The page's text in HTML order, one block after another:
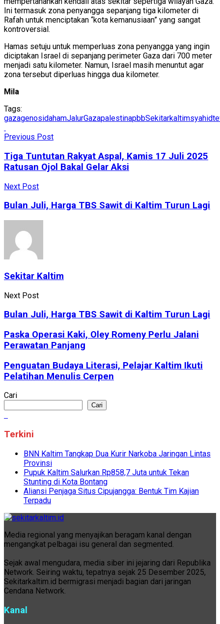
Ini termasuk zona penyangga sepanjang tiga kilometer di
Rafah untuk menciptakan “kota kemanusiaan” yang sangat
kontroversial.
Hamas setuju untuk memperluas zona penyangga yang ingin
diciptakan Israel di sepanjang perimeter Gaza dari 700 meter
menjadi satu kilometer. Namun, Israel masih menuntut agar
zona tersebut diperluas hingga dua kilometer.
Mila
Tags:
gazagenosidahamJalurGazapalestinapbbSekitarkaltimsyahid
Previous Post
Tiga Tuntutan Rakyat Aspal, Kamis 17 Juli 2025
Ratusan Ojol Bakal Gelar Aksi
Next Post
Bulan Juli, Harga TBS Sawit di Kaltim Turun Lagi
Sekitar Kaltim
Next Post
Bulan Juli, Harga TBS Sawit di Kaltim Turun Lagi
Paska Operasi Kaki, Oley Romeny Perlu Jalani
Perawatan Panjang
Penguatan Budaya Literasi, Pelajar Kaltim Ikuti
Pelatihan Menulis Cerpen
Cari
Cari
Terkini
BNN Kaltim Tangkap Dua Kurir Narkoba Jaringan Lintas
Provinsi
Pupuk Kaltim Salurkan Rp858,7 Juta untuk Tekan
Stunting di Kota Bontang
Aliansi Penjaga Situs Cipujangga: Bentuk Tim Kajian
Terpadu
Media regional yang menyajikan beragam kanal dengan
mengangkat pelbagai isu general dan segmented.
Sejak awal mengudara, media siber ini jejaring dari Republika
Network. Seiring waktu, tepatnya sejak 25 Desember 2025,
Sekitarkaltim.id bermigrasi menjadi bagian dari jaringan
Cendana Network.
Kanal